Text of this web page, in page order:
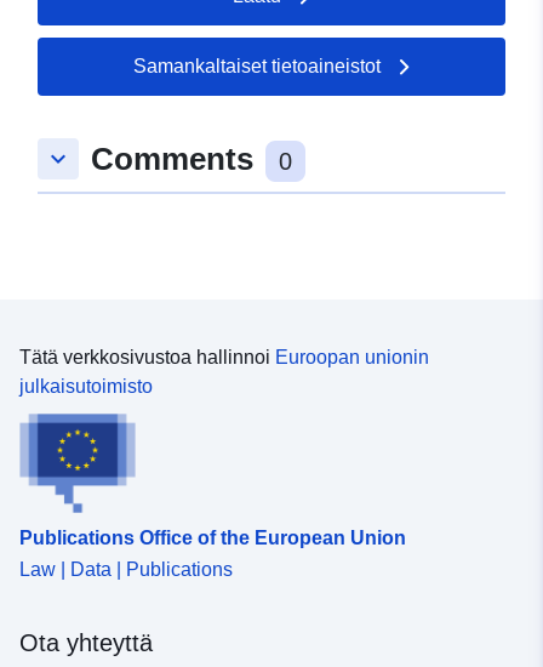
metsästää ja käydä kauppaa linnuilla.
Samankaltaiset tietoaineistot
keyboard_arrow_down Comments 0
Tätä verkkosivustoa hallinnoi Euroopan unionin
julkaisutoimisto
Publications Office of the European Union
Law | Data | Publications
Ota yhteyttä